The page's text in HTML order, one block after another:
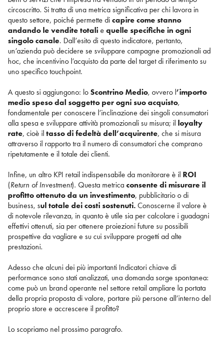
circoscritto. Si tratta di una metrica significativa per chi lavora in
questo settore, poiché permette dicapire come stanno
andando le vendite totalie quelle specifiche in ogni
singolo canale. Dall’esito di questo indicatore, pertanto,
un’azienda può decidere se sviluppare campagne promozionali ad
hoc, che incentivino l’acquisto da parte del target di riferimento su
uno specifico touchpoint.
A questo si aggiungono: loScontrino Medio, ovvero l’importo
medio speso dal soggetto per ogni suo acquisto,
fondamentale per conoscere l’inclinazione dei singoli consumatori
alla spesa e sviluppare attività promozionali su misura; il loyalty
rate, cioè iltasso di fedeltà dell’acquirente, che si misura
attraverso il rapporto tra il numero di consumatori che comprano
ripetutamente e il totale dei clienti.
Infine, un altro KPI retail indispensabile da monitorare è il ROI
(Return of Investment). Questa metricaconsente di misurare il
profitto ottenuto da un investimento, pubblicitario o di
business, sul totale dei costi sostenuti.Conoscerne il valore è
di notevole rilevanza, in quanto è utile sia per calcolare i guadagni
effettivi ottenuti, sia per ottenere proiezioni future su possibili
prospettive da vagliare e su cui sviluppare progetti ad alte
prestazioni.
Adesso che alcuni dei più importanti Indicatori chiave di
performance sono stati analizzati, una domanda sorge spontanea:
come può un brand operante nel settore retail ampliare la portata
della propria proposta di valore, portare più persone all’interno del
proprio store e accrescere il profitto?
Lo scopriamo nel prossimo paragrafo.